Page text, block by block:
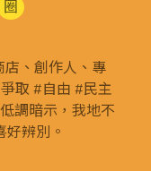
圈
店、創作人、專
取 #自由 #民主
調暗示，我地不
辨別。